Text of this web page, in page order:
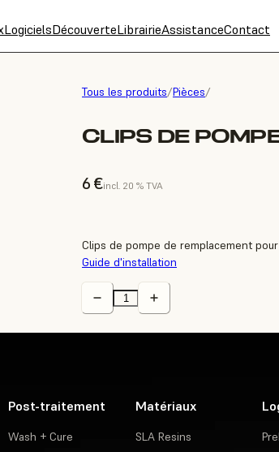
LogicielsDécouverteLibrairieAssistanceContact
Tous les produits/Pièces/
CLIPS DE
6 €incl. 20 % TVA
Clips de pompe de remplacement
Guide d'installation
Post-traitement
Wash + Cure
Matériaux
SLA Resins